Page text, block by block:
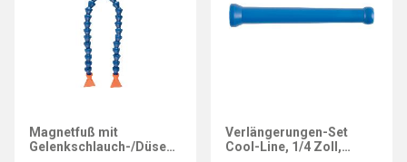
Magnetfuß mit
Gelenkschlauch-/Düsen-
Verlängerungen-Set
Cool-Line, 1/4 Zoll,